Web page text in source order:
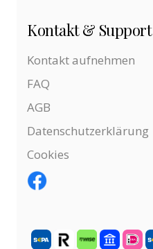
Kontakt & Support
Kontakt aufnehmen
FAQ
AGB
Datenschutzerklärung
Cookies